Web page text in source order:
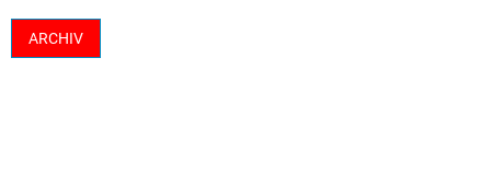
ARCHIV